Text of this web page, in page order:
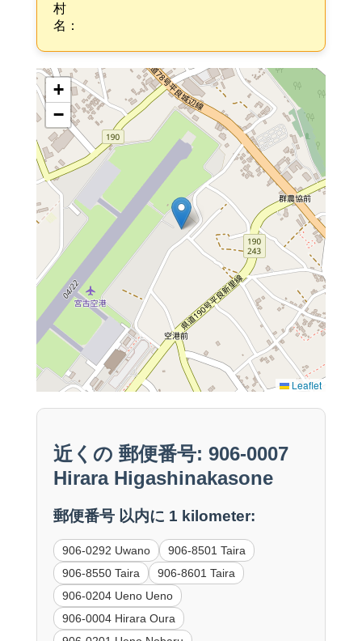
村
名：
+
−
Leaflet
近くの 郵便番号: 906-0007
Hirara Higashinakasone
郵便番号 以内に 1 kilometer:
906-0292 Uwano
906-8501 Taira
906-8550 Taira
906-8601 Taira
906-0204 Ueno Ueno
906-0004 Hirara Oura